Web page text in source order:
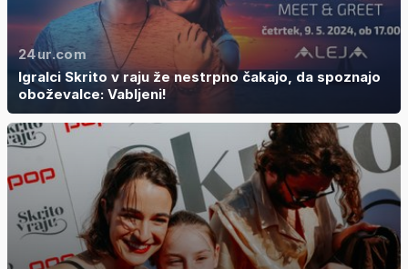
24ur.com
Igralci Skrito v raju že nestrpno čakajo, da spoznajo
oboževalce: Vabljeni!